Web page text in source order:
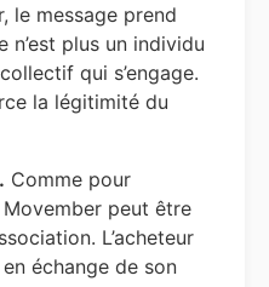
le message prend
n’est plus un individu
qui s’engage.
la légitimité du
Comme pour
peut être
L’acheteur
échange de son